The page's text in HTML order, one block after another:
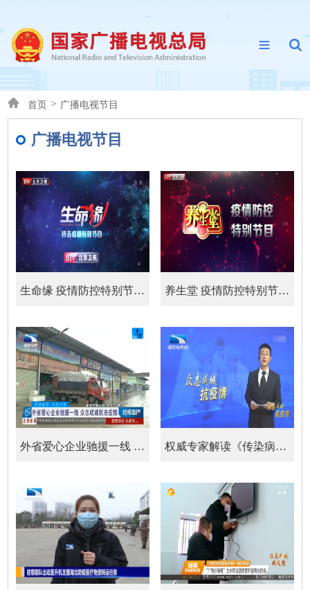
首页 > 广播电视节目
广播电视节目
生命缘 疫情防控特别节目20200213期：抗击新型冠状... 养生堂 疫情防控特别节目20200128期：共同战“疫”...
外省爱心企业驰援一线 众志成城抗击疫情 权威专家解读《传染病防治法》 为依法科学防控提供法治保障